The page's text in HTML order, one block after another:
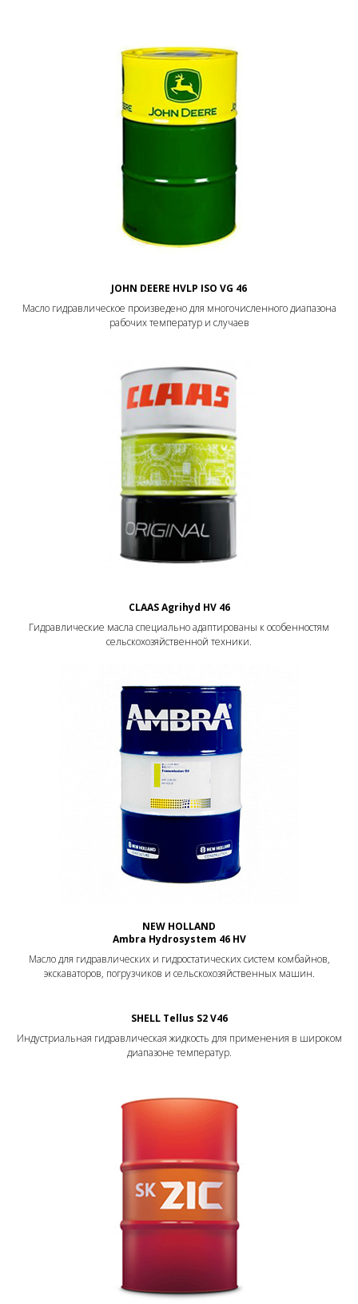
JOHN DEERE HVLP ISO VG 46
Масло гидравлическое произведено для многочисленного диапазона
рабочих температур и случаев
CLAAS Agrihyd HV 46
Гидравлические масла специально адаптированы к особенностям
сельскохозяйственной техники.
NEW HOLLAND
Ambra Hydrosystem 46 HV
Масло для гидравлических и гидростатических систем комбайнов,
экскаваторов, погрузчиков и сельскохозяйственных машин.
SHELL Tellus S2 V46
Индустриальная гидравлическая жидкость для применения в широком
диапазоне температур.